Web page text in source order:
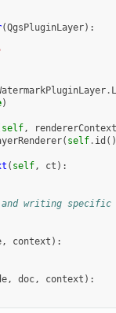
(QgsPluginLayer):
.
)
self, rendererContext
( self. id
( self, ct ):
and writing
, context ):
, doc, context ):